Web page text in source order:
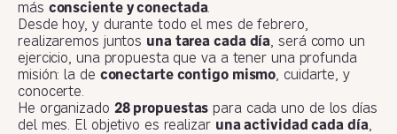
más consciente y conectada.
Desde hoy, y durante todo el mes de febrero,
realizaremos juntos una tarea cada día, será como un
ejercicio, una propuesta que va a tener una profunda
misión: la de conectarte contigo mismo, cuidarte, y
conocerte.
He organizado 28 propuestas para cada uno de los días
del mes. El objetivo es realizar una actividad cada día,